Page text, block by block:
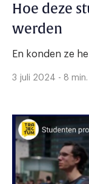
Hoe deze
werden
En konden ze
3 juli 2024 - 8 min.